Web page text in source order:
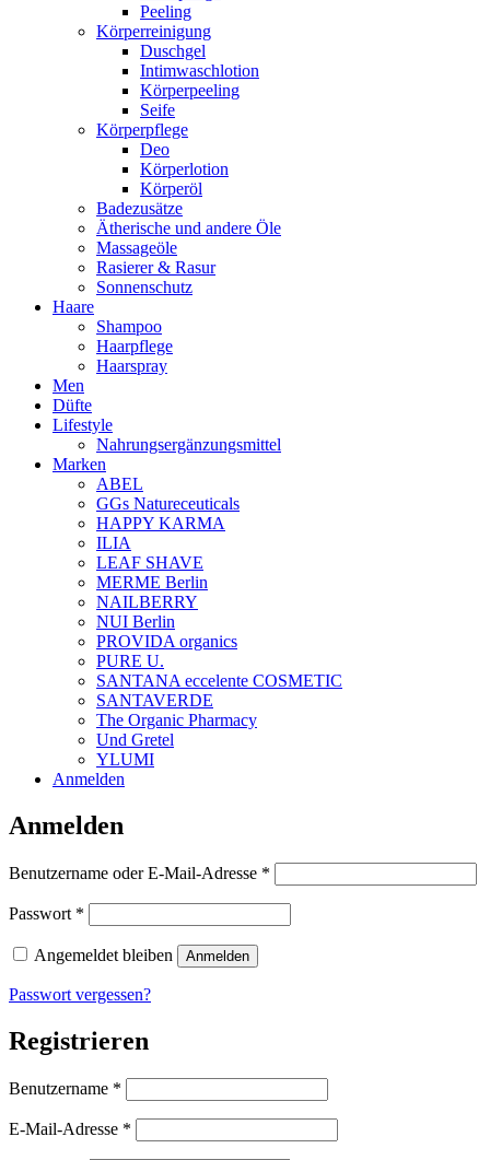
Peeling
Körperreinigung
Duschgel
Intimwaschlotion
Körperpeeling
Seife
Körperpflege
Deo
Körperlotion
Körperöl
Badezusätze
Ätherische und andere Öle
Massageöle
Rasierer & Rasur
Sonnenschutz
Haare
Shampoo
Haarpflege
Haarspray
Men
Düfte
Lifestyle
Nahrungsergänzungsmittel
Marken
ABEL
GGs Natureceuticals
HAPPY KARMA
ILIA
LEAF SHAVE
MERME Berlin
NAILBERRY
NUI Berlin
PROVIDA organics
PURE U.
SANTANA eccelente COSMETIC
SANTAVERDE
The Organic Pharmacy
Und Gretel
YLUMI
Anmelden
Anmelden
Benutzername oder E-Mail-Adresse *
Passwort *
Angemeldet bleiben Anmelden
Passwort vergessen?
Registrieren
Benutzername *
E-Mail-Adresse *